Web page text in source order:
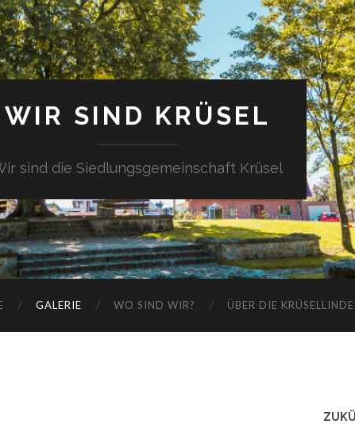
WIR SIND KRÜSEL
sind die Siedlungsgemeinschaft Krüsel
GALERIE WO SIND WIR? ÜBER DIE KRÜSELLINDE